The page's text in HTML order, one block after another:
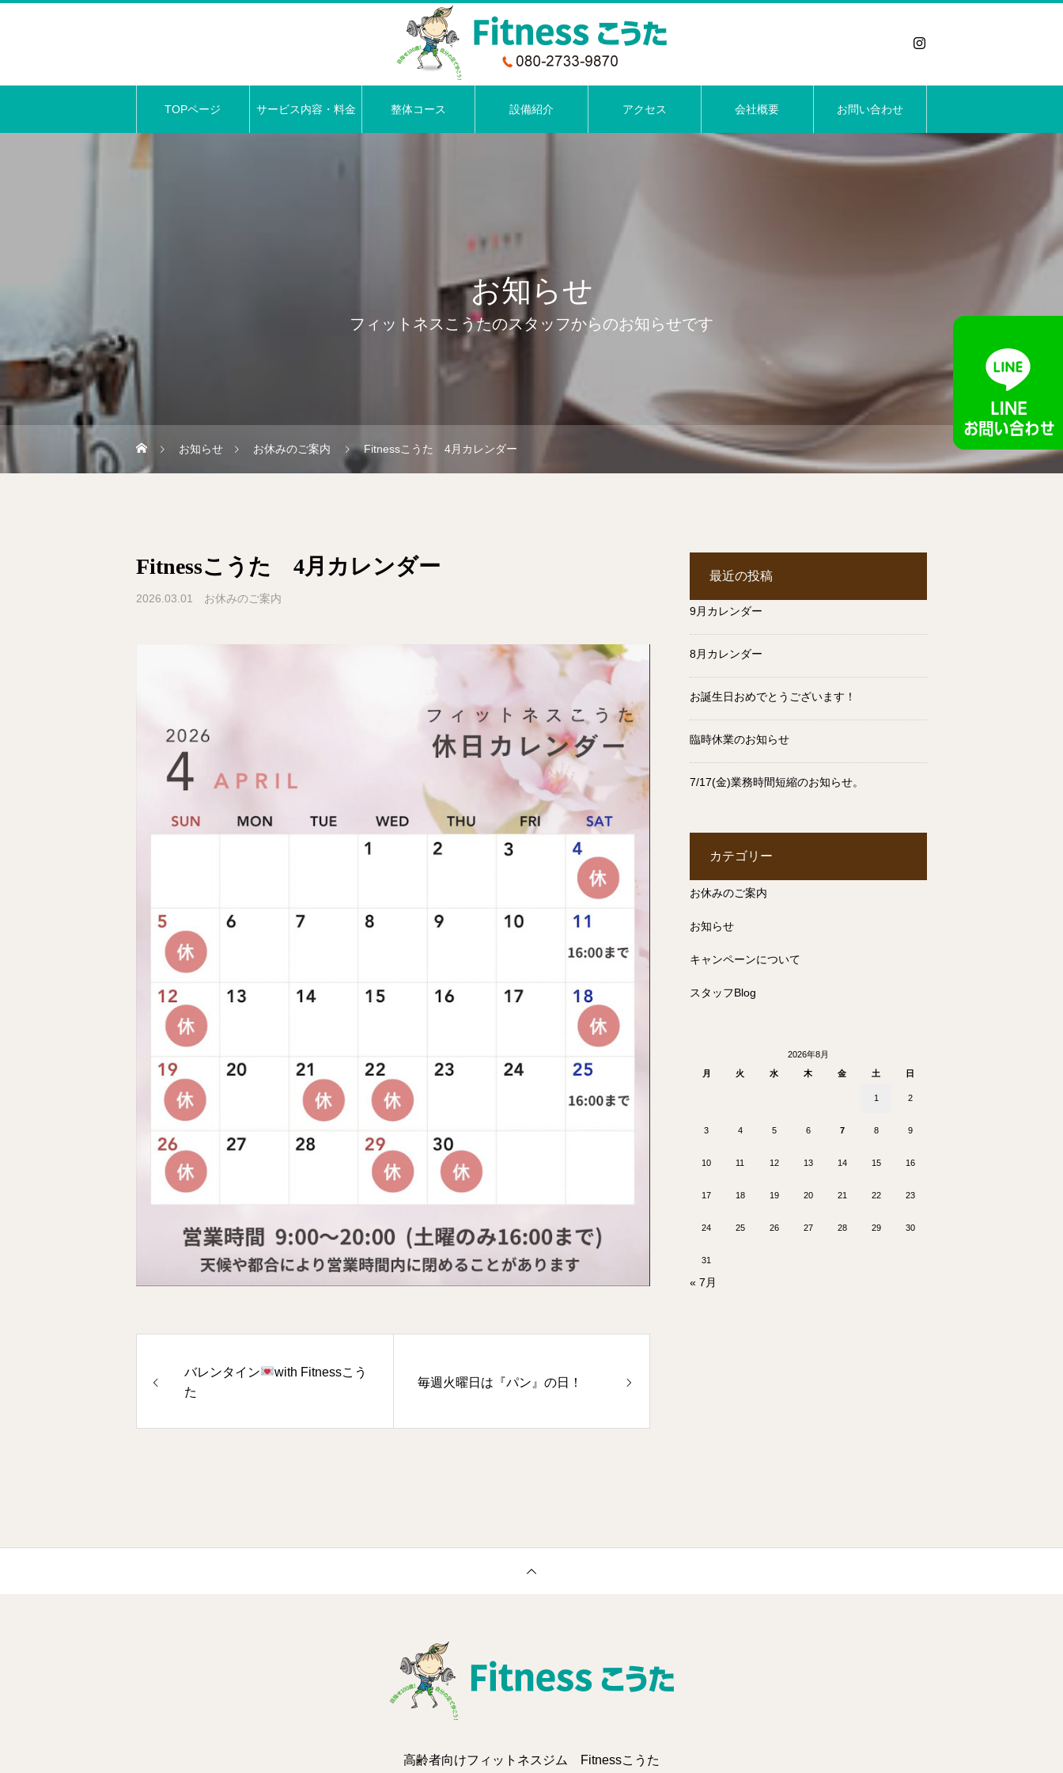
TOPページ サービス内容・料金 整体コース 設備紹介 アクセス 会社概要 お問い合わせ
お知らせ
フィットネスこうたのスタッフからのお知らせです
お知らせ お休みのご案内 Fitnessこうた 4月カレンダー
Fitnessこうた 4月カレンダー
2026.03.01 お休みのご案内
バレンタイン
with Fitnessこう
た
毎週火曜日は『パン』の日！
最近の投稿
9月カレンダー
8月カレンダー
お誕生日おめでとうございます！
臨時休業のお知らせ
7/17(金)業務時間短縮のお知らせ。
カテゴリー
お休みのご案内
お知らせ
キャンペーンについて
スタッフBlog
2026年8月
月
火 水 木 金 土 日
1 2
3 4 5 6 7 8 9
10 11 12 13 14 15 16
17 18 19 20 21 22 23
24 25 26 27 28 29 30
31
« 7月
高齢者向けフィットネスジム Fitnessこうた